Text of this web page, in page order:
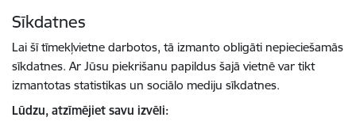
Sīkdatnes
Lai šī tīmekļvietne darbotos, tā izmanto obligāti nepieciešamās
sīkdatnes. Ar Jūsu piekrišanu papildus šajā vietnē var tikt
izmantotas statistikas un sociālo mediju sīkdatnes.
Lūdzu, atzīmējiet savu izvēli: